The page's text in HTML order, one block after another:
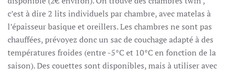
c’est à dire 2 lits individuels par chambre, avec matelas à
l’épaisseur basique et oreillers. Les chambres ne sont pas
chauffées, prévoyez donc un sac de couchage adapté à des
températures froides (entre -5°C et 10°C en fonction de la
saison). Des couettes sont disponibles, mais à utiliser avec